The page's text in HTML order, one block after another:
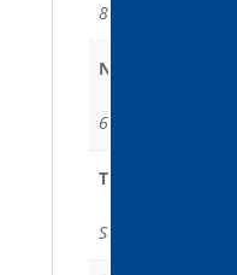
80, 80
Nivelul
68, 68
Tipul Filtrului
Sac, Sac